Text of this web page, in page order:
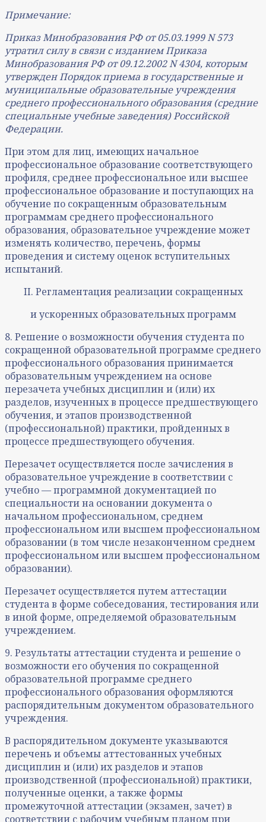
Примечание:
Приказ Минобразования РФ от 05.03.1999 N 573
утратил силу в связи с изданием Приказа
Минобразования РФ от 09.12.2002 N 4304, которым
утвержден Порядок приема в государственные и
муниципальные образовательные учреждения
среднего профессионального образования (средние
специальные учебные заведения) Российской
Федерации.
При этом для лиц, имеющих начальное
профессиональное образование соответствующего
профиля, среднее профессиональное или высшее
профессиональное образование и поступающих на
обучение по сокращенным образовательным
программам среднего профессионального
образования, образовательное учреждение может
изменять количество, перечень, формы
проведения и систему оценок вступительных
испытаний.
II. Регламентация реализации сокращенных
и ускоренных образовательных программ
8. Решение о возможности обучения студента по
сокращенной образовательной программе среднего
профессионального образования принимается
образовательным учреждением на основе
перезачета учебных дисциплин и (или) их
разделов, изученных в процессе предшествующего
обучения, и этапов производственной
(профессиональной) практики, пройденных в
процессе предшествующего обучения.
Перезачет осуществляется после зачисления в
образовательное учреждение в соответствии с
учебно — программной документацией по
специальности на основании документа о
начальном профессиональном, среднем
профессиональном или высшем профессиональном
образовании (в том числе незаконченном среднем
профессиональном или высшем профессиональном
образовании).
Перезачет осуществляется путем аттестации
студента в форме собеседования, тестирования или
в иной форме, определяемой образовательным
учреждением.
9. Результаты аттестации студента и решение о
возможности его обучения по сокращенной
образовательной программе среднего
профессионального образования оформляются
распорядительным документом образовательного
учреждения.
В распорядительном документе указываются
перечень и объемы аттестованных учебных
дисциплин и (или) их разделов и этапов
производственной (профессиональной) практики,
полученные оценки, а также формы
промежуточной аттестации (экзамен, зачет) в
соответствии с рабочим учебным планом при